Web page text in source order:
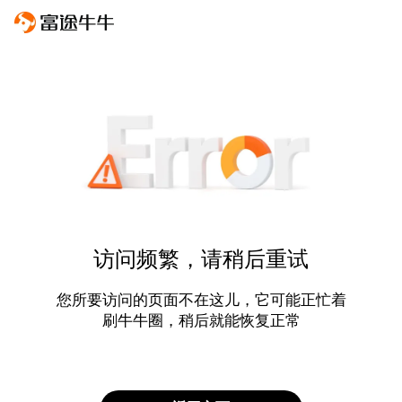
访问频繁，请稍后重试
您所要访问的页面不在这儿，它可能正忙着
刷牛牛圈，稍后就能恢复正常